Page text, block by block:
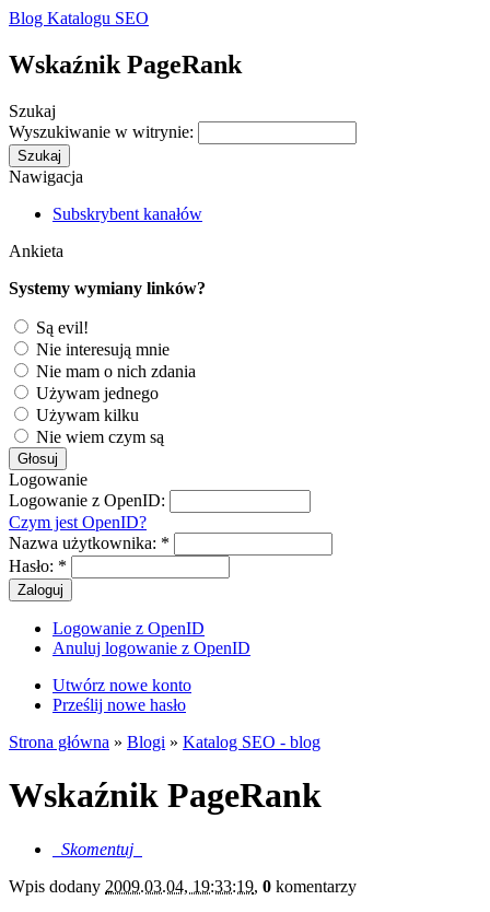
Blog Katalogu SEO
Wskaźnik PageRank
Szukaj
Wyszukiwanie w witrynie:
Nawigacja
Subskrybent kanałów
Ankieta
Systemy wymiany linków?
Są evil!
Nie interesują mnie
Nie mam o nich zdania
Używam jednego
Używam kilku
Nie wiem czym są
Logowanie
Logowanie z OpenID:
Czym jest OpenID?
Nazwa użytkownika: *
Hasło: *
Logowanie z OpenID
Anuluj logowanie z OpenID
Utwórz nowe konto
Prześlij nowe hasło
Strona główna » Blogi » Katalog SEO - blog
Wskaźnik PageRank
Skomentuj
Wpis dodany 2009.03.04, 19:33:19, 0 komentarzy